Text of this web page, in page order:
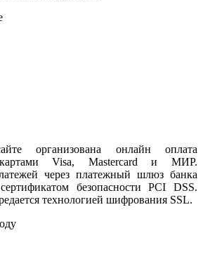
организована онлайн оплата
картами Visa, Mastercard и МИР.
через платежный шлюз банка
безопасности PCI DSS.
технологией шифрования SSL.